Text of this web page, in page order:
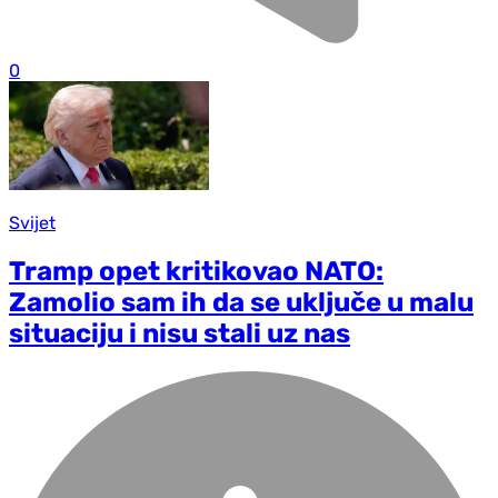
0
Svijet
Tramp opet kritikovao NATO:
Zamolio sam ih da se uključe u malu
situaciju i nisu stali uz nas